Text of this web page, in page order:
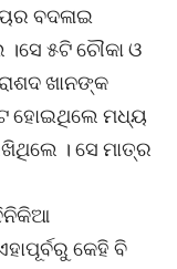
ବଦଳାଇ
୫ଟି ଚୌକା ଓ
ଖାନଙ୍କ
ହୋଇଥିଲେ ମଧ୍ୟ
। ସେ ମାତ୍ର
କେହି ବି